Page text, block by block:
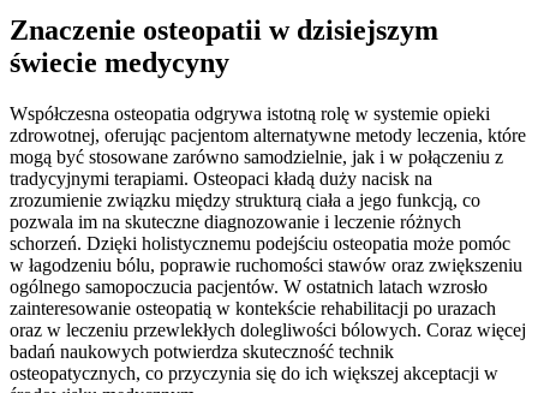
Znaczenie osteopatii w dzisiejszym
świecie medycyny
Współczesna osteopatia odgrywa istotną rolę w systemie opieki
zdrowotnej, oferując pacjentom alternatywne metody leczenia, które
mogą być stosowane zarówno samodzielnie, jak i w połączeniu z
tradycyjnymi terapiami. Osteopaci kładą duży nacisk na
zrozumienie związku między strukturą ciała a jego funkcją, co
pozwala im na skuteczne diagnozowanie i leczenie różnych
schorzeń. Dzięki holistycznemu podejściu osteopatia może pomóc
w łagodzeniu bólu, poprawie ruchomości stawów oraz zwiększeniu
ogólnego samopoczucia pacjentów. W ostatnich latach wzrosło
zainteresowanie osteopatią w kontekście rehabilitacji po urazach
oraz w leczeniu przewlekłych dolegliwości bólowych. Coraz więcej
badań naukowych potwierdza skuteczność technik
osteopatycznych, co przyczynia się do ich większej akceptacji w